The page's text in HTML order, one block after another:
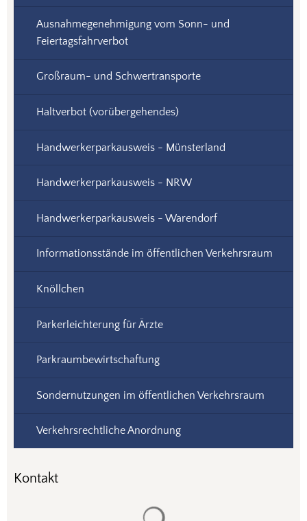
Ausnahmegenehmigung vom Sonn- und
Feiertagsfahrverbot
Großraum- und Schwertransporte
Haltverbot (vorübergehendes)
Handwerkerparkausweis - Münsterland
Handwerkerparkausweis - NRW
Handwerkerparkausweis - Warendorf
Informationsstände im öffentlichen Verkehrsraum
Knöllchen
Parkerleichterung für Ärzte
Parkraumbewirtschaftung
Sondernutzungen im öffentlichen Verkehrsraum
Verkehrsrechtliche Anordnung
Kontakt